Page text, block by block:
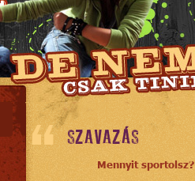
SZAVAZÁS
Mennyit sportolsz?